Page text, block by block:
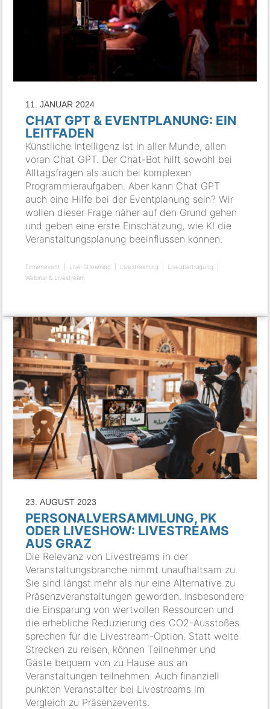
11. JANUAR 2024
CHAT GPT & EVENTPLANUNG: EIN
LEITFADEN
Künstliche Intelligenz ist in aller Munde, allen
voran Chat GPT. Der Chat-Bot hilft sowohl bei
Alltagsfragen als auch bei komplexen
Programmieraufgaben. Aber kann Chat GPT
auch eine Hilfe bei der Eventplanung sein? Wir
wollen dieser Frage näher auf den Grund gehen
und geben eine erste Einschätzung, wie KI die
Veranstaltungsplanung beeinflussen können.
Firmenevent Live-Streaming Livestreaming
Liveübertragung
Webinar & Livestream
23. AUGUST 2023
PERSONALVERSAMMLUNG, PK
ODER LIVESHOW: LIVESTREAMS
AUS GRAZ
Die Relevanz von Livestreams in der
Veranstaltungsbranche nimmt unaufhaltsam zu.
Sie sind längst mehr als nur eine Alternative zu
Präsenzveranstaltungen geworden. Insbesondere
die Einsparung von wertvollen Ressourcen und
die erhebliche Reduzierung des CO2-Ausstoßes
sprechen für die Livestream-Option. Statt weite
Strecken zu reisen, können Teilnehmer und
Gäste bequem von zu Hause aus an
Veranstaltungen teilnehmen. Auch finanziell
punkten Veranstalter bei Livestreams im
Vergleich zu Präsenzevents.